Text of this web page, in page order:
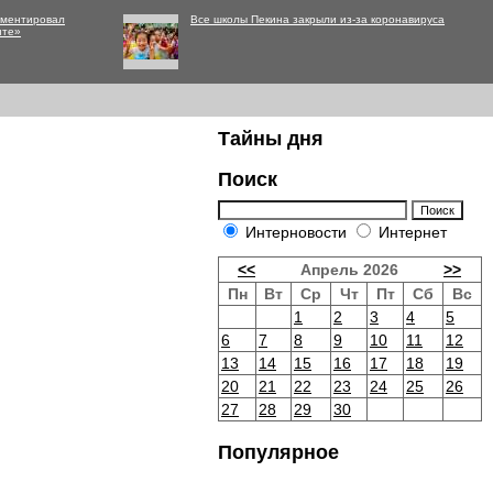
Все школы Пекина закрыли из-за коронавируса
Тайны дня
Поиск
Интерновости Интернет
<< Апрель 2026
>>
Пн
Вт Ср Чт Пт Сб
Вс
1
2 3 4
5
6
7 8 9 10 11
12
13
14 15 16 17 18
19
20
21 22 23 24 25
26
27
28 29 30
Популярное